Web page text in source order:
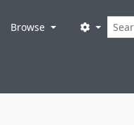
Browse
Search